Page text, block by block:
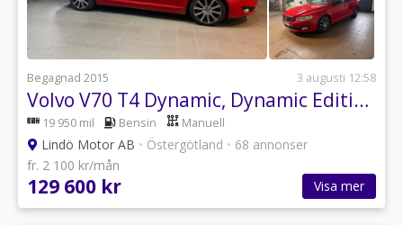
Begagnad 2015 3 augusti 12:58
Volvo V70 T4 Dynamic, Dynamic Edition Sport
19 950 mil Bensin Manuell
Lindö Motor AB • Östergötland • 68 annonser
fr. 2 100 kr/mån
129 600 kr Visa mer